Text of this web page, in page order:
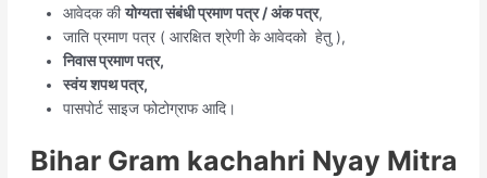
आवेदक कीयोग्यता संबंधी प्रमाण पत्र / अंक पत्र,
जाति प्रमाण पत्र ( आरक्षित श्रेणी के आवेदको हेतु ),
निवास प्रमाण पत्र,
स्वंय शपथ पत्र,
पासपोर्ट साइज फोटोग्राफ आदि।
Bihar Gram kachahri Nyay Mitra